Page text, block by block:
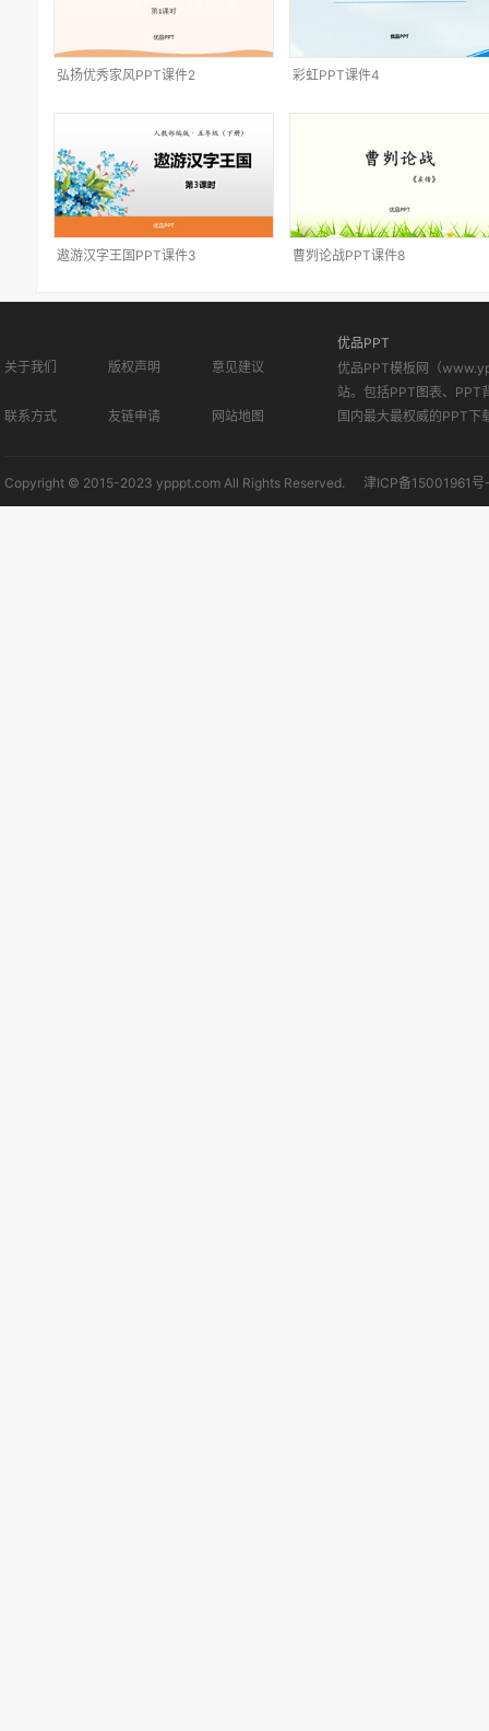
弘扬优秀家风PPT课件2 彩虹PPT课件4
遨游汉字王国PPT课件3 曹刿论战PPT课件8
关于我们 版权声明 意见建议
联系方式 友链申请 网站地图
优品PPT
优品PPT模板网（
站。包括PPT图表、PPT
国内最大最权威的PPT下
Copyright © 2015-2023 ypppt.com All Rights Reserved. 津ICP备15001961号